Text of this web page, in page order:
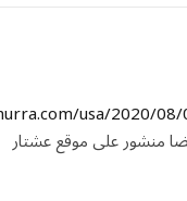
usa/2020/08/
منشور على موقع عشتار